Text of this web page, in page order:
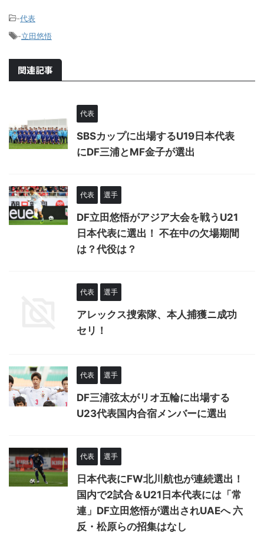
-代表
-立田悠悟
関連記事
代表
SBSカップに出場するU19日本代表
にDF三浦とMF金子が選出
代表 選手
DF立田悠悟がアジア大会を戦うU21
日本代表に選出！ 不在中の欠場期間
は？代役は？
代表 選手
アレックス捜索隊、本人捕獲ニ成功
セリ！
代表 選手
DF三浦弦太がリオ五輪に出場する
U23代表国内合宿メンバーに選出
代表 選手
日本代表にFW北川航也が連続選出！
国内で2試合＆U21日本代表には「常
連」DF立田悠悟が選出されUAEへ 六
反・松原らの招集はなし